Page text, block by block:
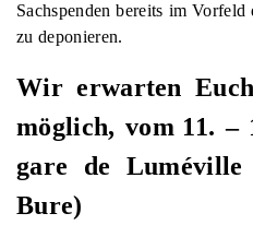
Sachspenden bereits im
zu deponieren.
Wir erwarten
möglich, vom 11. –
gare de
Bure)